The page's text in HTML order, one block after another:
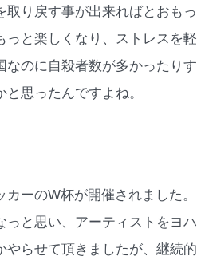
り戻す事が出来ればとおも
と楽しくなり、ストレスを
のに自殺者数が多かったり
思ったんですよね。
ーのW杯が開催されました
っと思い、アーティストをヨ
らせて頂きましたが、継続